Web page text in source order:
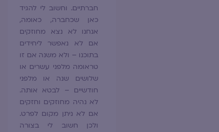
חברתיים. וחשוב לי להגיד
כאן שכחברה, כאומה,
אנחנו לא נצא מחוזקים
אם לא נאפשר ליחידים
בתוכנו – ולא משנה אם זו
טראומה מלפני עשרים או
שלושים שנה או מלפני
חודשיים – לבטא אותה.
לא נהיה מחוזקים וחזקים
אם לא ניתן מקום לפרט.
ולכן חשוב לי בצורה